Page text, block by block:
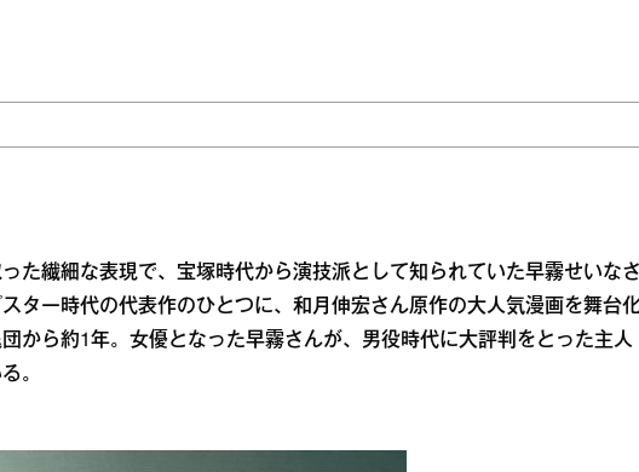
た繊細な表現で、宝塚時代から演技派として知られていた早霧せいな
ター時代の代表作のひとつに、和月伸宏さん原作の大人気漫画を舞台
から約1年。女優となった早霧さんが、男役時代に大評判をとった主人
。